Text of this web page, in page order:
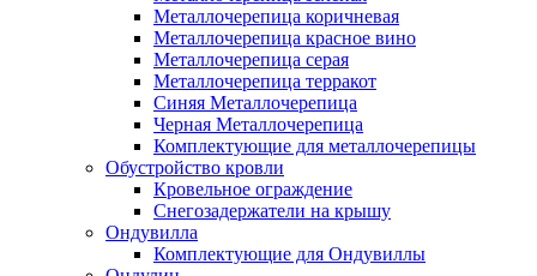
Металлочерепица коричневая
Металлочерепица красное вино
Металлочерепица серая
Металлочерепица терракот
Синяя Металлочерепица
Черная Металлочерепица
Комплектующие для металлочерепицы
Обустройство кровли
Кровельное ограждение
Снегозадержатели на крышу
Ондувилла
Комплектующие для Ондувиллы